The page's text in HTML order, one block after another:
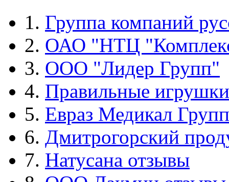
1. Группа компаний
2. ОАО "НТЦ
3. ООО "Лидер Групп"
4. Правильные игрушки
5. Евраз Медикал Групп
6. Дмитрогорский
7. Натусана отзывы